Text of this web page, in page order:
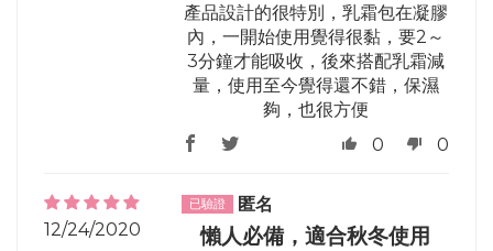
產品設計的很特別，乳霜包在凝膠
內，一開始使用覺得很黏，要2～
3分鐘才能吸收，後來搭配乳霜減
量，使用至今覺得還不錯，保濕
夠，也很方便
0
0
12/24/2020
匿名
懶人必備，適合秋冬使用